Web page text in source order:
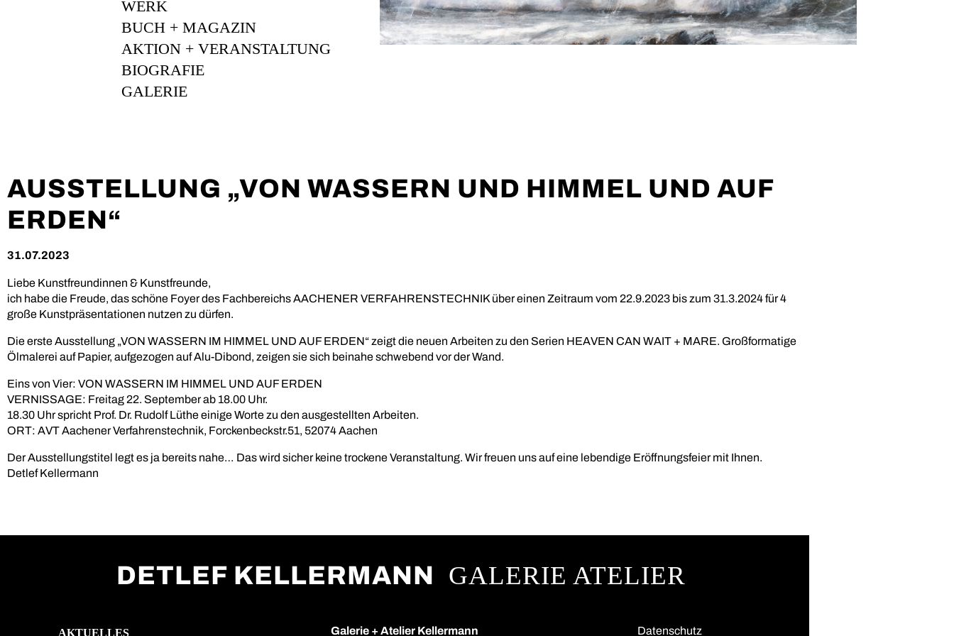
WERK
BUCH + MAGAZIN
AKTION + VERANSTALTUNG
BIOGRAFIE
GALERIE
AUSSTELLUNG „VON WASSERN UND HIMMEL UND AUF
ERDEN“
31.07.2023
Liebe Kunstfreundinnen & Kunstfreunde,
ich habe die Freude, das schöne Foyer des Fachbereichs AACHENER VERFAHRENSTECHNIK über einen Zeitraum vom 22.9.2023 bis zum 31.3.2024 für 4
große Kunstpräsentationen nutzen zu dürfen.
Die erste Ausstellung „VON WASSERN IM HIMMEL UND AUF ERDEN“ zeigt die neuen Arbeiten zu den Serien HEAVEN CAN WAIT + MARE. Großformatige
Ölmalerei auf Papier, aufgezogen auf Alu-Dibond, zeigen sie sich beinahe schwebend vor der Wand.
Eins von Vier: VON WASSERN IM HIMMEL UND AUF ERDEN
VERNISSAGE: Freitag 22. September ab 18.00 Uhr.
18.30 Uhr spricht Prof. Dr. Rudolf Lüthe einige Worte zu den ausgestellten Arbeiten.
ORT: AVT Aachener Verfahrenstechnik, Forckenbeckstr.51, 52074 Aachen
Der Ausstellungstitel legt es ja bereits nahe… Das wird sicher keine trockene Veranstaltung. Wir freuen uns auf eine lebendige Eröffnungsfeier mit Ihnen.
Detlef Kellermann
DETLEF KELLERMANN GALERIE ATELIER
AKTUELLES Galerie + Atelier Kellermann Datenschutz